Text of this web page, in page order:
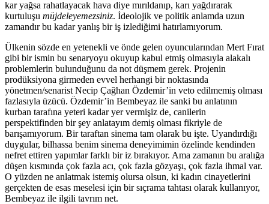
kar yağsa rahatlayacak hava diye mırıldanıp, karı yağdırarak
kurtuluşu müjdeleyemezsiniz. İdeolojik ve politik anlamda uzun
zamandır bu kadar yanlış bir iş izlediğimi hatırlamıyorum.
Ülkenin sözde en yetenekli ve önde gelen oyuncularından Mert Fırat
gibi bir ismin bu senaryoyu okuyup kabul etmiş olmasıyla alakalı
problemlerin bulunduğunu da not düşmem gerek. Projenin
prodüksiyona girmeden evvel herhangi bir noktasında
yönetmen/senarist Necip Çağhan Özdemir’in veto edilmemiş olması
fazlasıyla üzücü. Özdemir’in Bembeyaz ile sanki bu anlatının
kurban tarafına yeteri kadar yer vermişiz de, canilerin
perspektifinden bir şey anlatayım demiş olması fikriyle de
barışamıyorum. Bir taraftan sinema tam olarak bu işte. Uyandırdığı
duygular, bilhassa benim sinema deneyimimin özelinde kendinden
nefret ettiren yapımlar farklı bir iz bırakıyor. Ama zamanın bu aralığa
düşen kısmında çok fazla acı, çok fazla gözyaşı, çok fazla ihmal var.
O yüzden ne anlatmak istemiş olursa olsun, ki kadın cinayetlerini
gerçekten de esas meselesi için bir sıçrama tahtası olarak kullanıyor,
Bembeyaz ile ilgili tavrım net.